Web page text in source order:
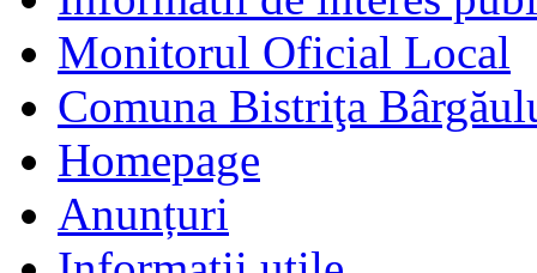
Monitorul Oficial Local
Comuna Bistriţa
Homepage
Anunțuri